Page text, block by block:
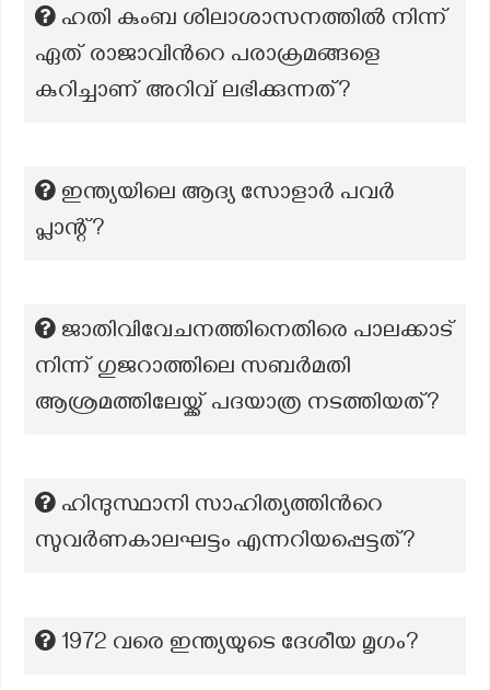
ഹതി കുംബ ശിലാശാസനത്തിൽ നിന്ന്
ഏത് രാജാവിൻറെ പരാക്രമങ്ങളെ
കുറിച്ചാണ് അറിവ് ലഭിക്കുന്നത്?
ഇന്ത്യയിലെ ആദ്യ സോളാർ പവർ
പ്ലാന്റ്?
ജാതിവിവേചനത്തിനെതിരെ പാലക്കാട്
നിന്ന് ഗുജറാത്തിലെ സബർമതി
ആശ്രമത്തിലേയ്ക്ക് പദയാത്ര നടത്തിയത്?
ഹിന്ദുസ്ഥാനി സാഹിത്യത്തിൻറെ
സുവർണകാലഘട്ടം എന്നറിയപ്പെട്ടത്?
1972 വരെ ഇന്ത്യയുടെ ദേശീയ മൃഗം?